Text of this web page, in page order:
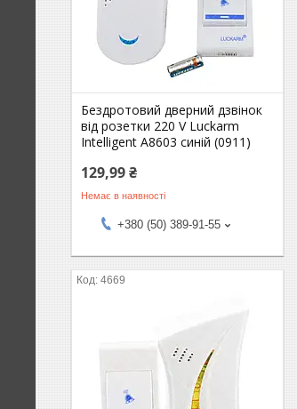
Бездротовий дверний дзвінок
від розетки 220 V Luckarm
Intelligent A8603 синій (0911)
129,99 ₴
Немає в наявності
+380 (50) 389-91-55
4669